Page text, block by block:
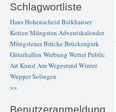
Schlagwortliste
Haus Hohenscheid Balkhauser
Kotten Müngsten Adventskalender
Müngstener BrückeBrückenpark
Güterhallen Werbung WetterPublic
ArtKunstAm Wegesrand Winter
WupperSolingen
>>
Benutzeranmeldung